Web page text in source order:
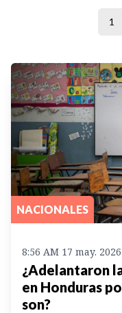
1
NACIONALES
8:56 AM 17 may. 2026
¿Adelantaron
en Honduras
son?